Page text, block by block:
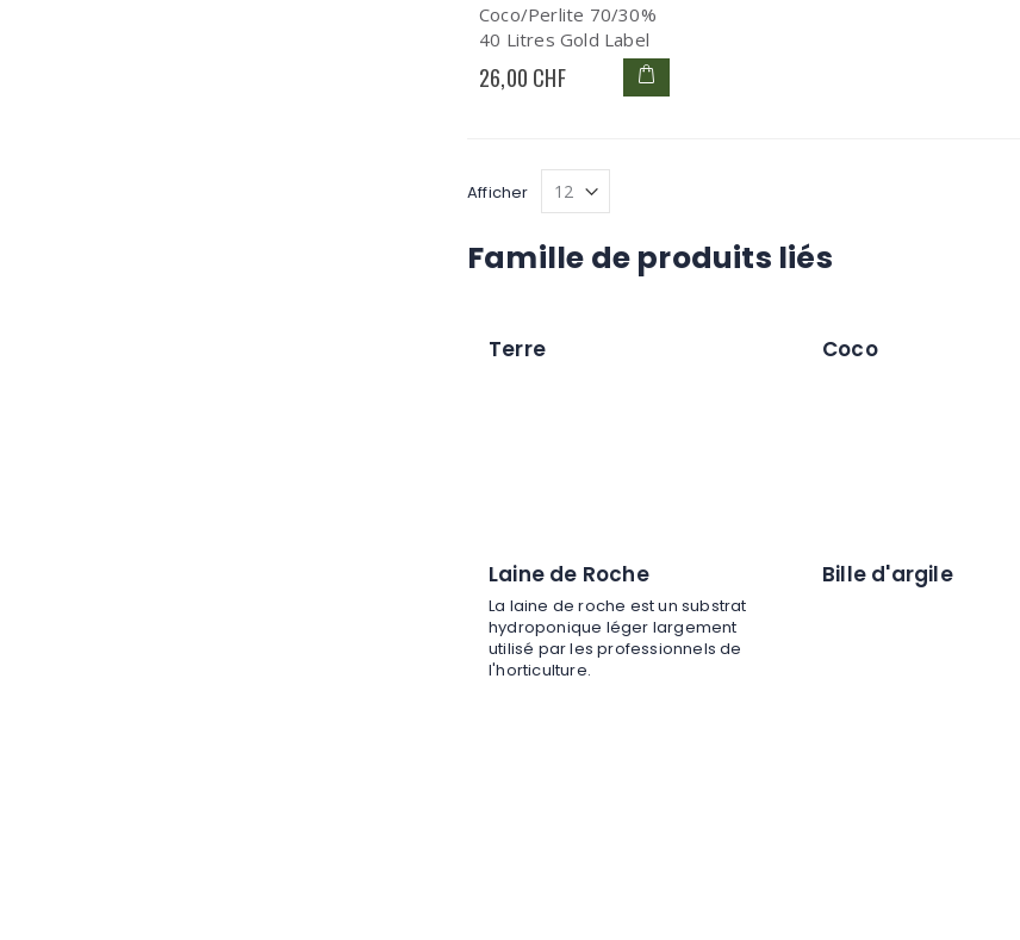
Coco/Perlite 70/30%
40 Litres Gold Label
26,00 CHF
Afficher
Famille de produits liés
Terre Coco
Laine de Roche
La laine de roche est un substrat
hydroponique léger largement
utilisé par les professionnels de
l'horticulture.
Bille d'argile